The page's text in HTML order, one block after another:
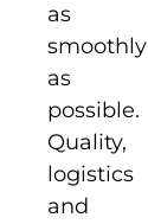
as
smoothly
as
possible.
Quality,
logistics
and